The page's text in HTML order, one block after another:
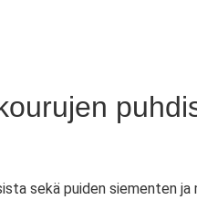
sekä puiden siementen